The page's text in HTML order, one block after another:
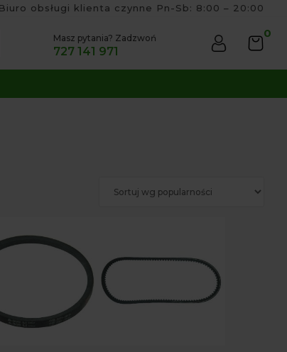
Biuro obsługi klienta czynne Pn-Sb: 8:00 – 20:00
Masz pytania? Zadzwoń
727 141 971
0